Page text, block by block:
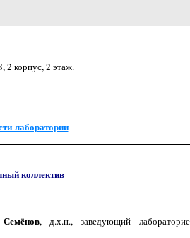
2 корпус, 2 этаж.
лаборатории
коллектив
, д.х.н., заведующий